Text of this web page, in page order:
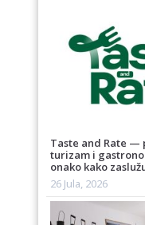
Taste and Rate —
turizam i
onako kako
26 Jula, 2026